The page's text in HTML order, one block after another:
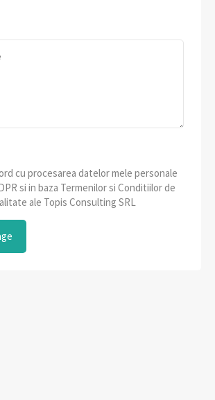
cu procesarea datelor mele personale
si in baza Termenilor si Conditiilor de
ale Topis Consulting SRL